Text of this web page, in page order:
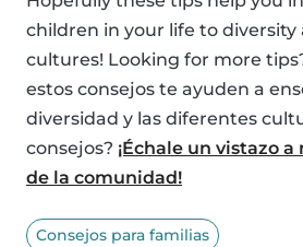
children in your life to
cultures! Looking for more
estos consejos te ayuden a
diversidad y las diferentes
consejos? ¡Échale un vistazo
de la comunidad!
Consejos para familias